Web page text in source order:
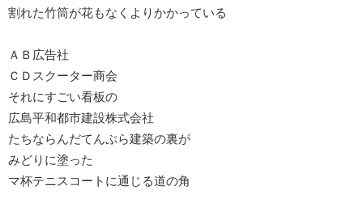
割れた竹筒が花もなくよりかかっている
ＡＢ広告社
ＣＤスクーター商会
それにすごい看板の
広島平和都市建設株式会社
たちならんだてんぷら建築の裏が
みどりに塗った
マ杯テニスコートに通じる道の角